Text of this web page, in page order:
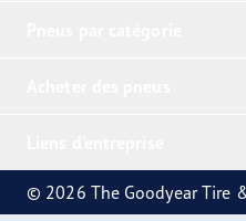
© 2026 The Goodyear Tire